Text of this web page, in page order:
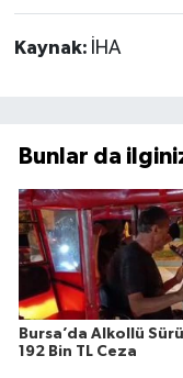
Kaynak: İHA
Bunlar da
Bursa’da Alkollü
192 Bin TL Ceza